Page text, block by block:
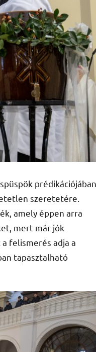
prédikációjában
szeretetére.
amely éppen arra
mert már jók
felismerés adja a
tapasztalható